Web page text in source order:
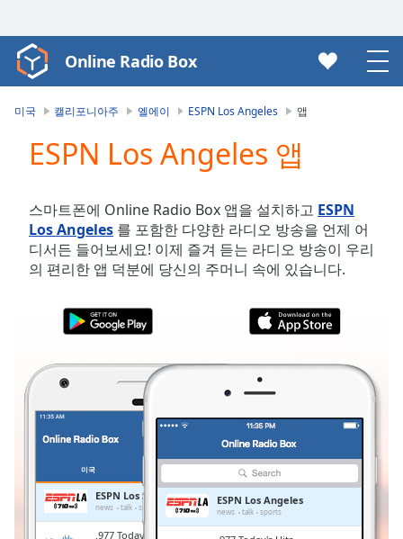
Video
Player
Video
Skip
Backward
Skip
Forward
Mute
0:00
Loaded:
0.00%
Stream
LIVE
currently
behind
LIVE
Remaining
Online Radio Box
미국 캘리포니아주 엘에이 ESPN Los Angeles 앱
ESPN Los Angeles 앱
스마트폰에 Online Radio Box 앱을 설치하고 ESPN
Los Angeles 를 포함한 다양한 라디오 방송을 언제 어
디서든 들어보세요! 이제 즐겨 듣는 라디오 방송이 우리
의 편리한 앱 덕분에 당신의 주머니 속에 있습니다.
미국
ESPN Los Angeles
news talk sports
.977 Today's Hits
ESPN Los Angeles
news talk sports